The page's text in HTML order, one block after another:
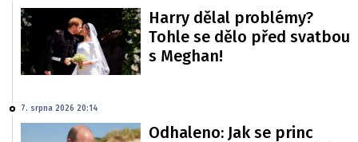
Harry dělal problémy?
Tohle se dělo před svatbou
s Meghan!
7. srpna 2026 20:14
Odhaleno: Jak se princ